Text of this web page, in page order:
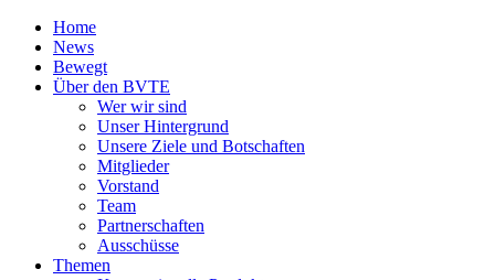
Home
News
Bewegt
Über den BVTE
Wer wir sind
Unser Hintergrund
Unsere Ziele und Botschaften
Mitglieder
Vorstand
Team
Partnerschaften
Ausschüsse
Themen